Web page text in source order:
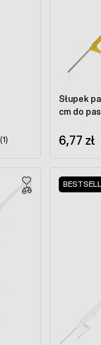
(1)
Słupek
cm do
6,77 zł